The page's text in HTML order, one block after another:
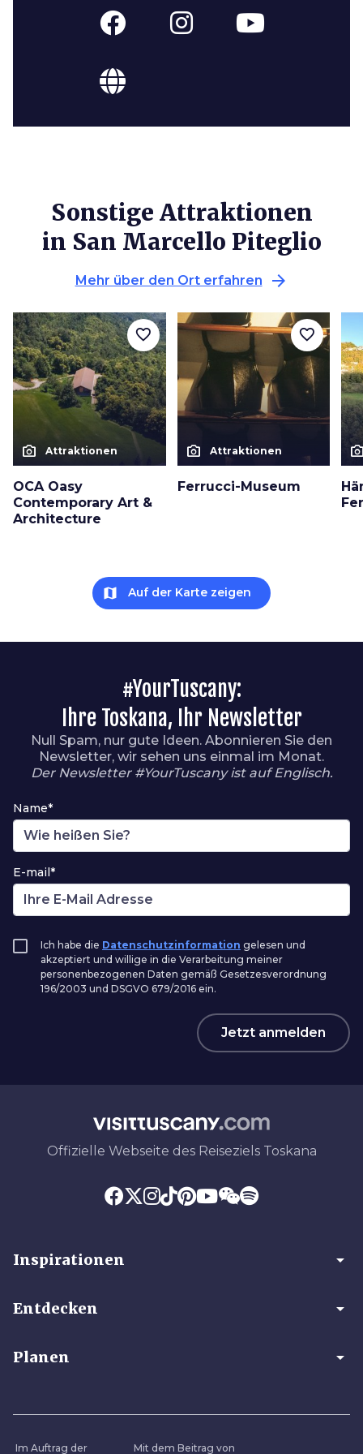
Sonstige Attraktionen
in San Marcello Piteglio
Mehr über den Ort erfahren arrow_forward
photo_camera Attraktionen
OCA Oasy
Contemporary Art &
Architecture
favorite_border
photo_camera Attraktionen
Ferrucci-Museum
favorite_border
map Auf der Karte zeigen
#YourTuscany:
Ihre Toskana, Ihr Newsletter
Null Spam, nur gute Ideen. Abonnieren Sie den
Newsletter, wir sehen uns einmal im Monat.
Der Newsletter #YourTuscany ist auf Englisch.
Name*
E-mail*
Ich habe die Datenschutzinformation gelesen und
akzeptiert und willige in die Verarbeitung meiner
personenbezogenen Daten gemäß Gesetzesverordnung
196/2003 und DSGVO 679/2016 ein.
Jetzt anmelden
Offizielle Webseite des Reiseziels Toskana
Inspirationen arrow_drop_down
Entdecken arrow_drop_down
Planen arrow_drop_down
Im Auftrag der Mit dem Beitrag von